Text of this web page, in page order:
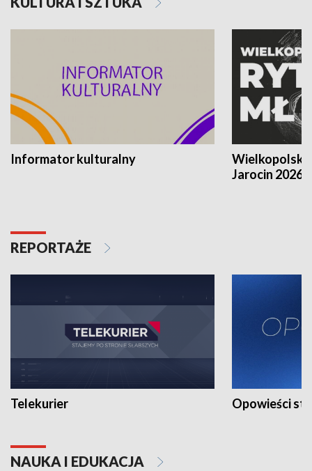
Informator kulturalny
Jarocin 2026
REPORTAŻE
Telekurier Opowieści
NAUKA I EDUKACJA